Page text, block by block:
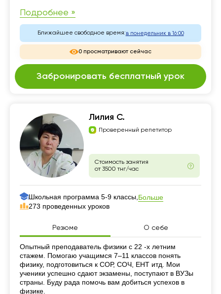
Подробнее »
Ближайшее свободное время:в понедельник в 16:00
0 просматривают сейчас
Забронировать бесплатный урок
Лилия С.
Проверенный репетитор
Стоимость занятия
от 3500 тнг/час
Школьная программа 5-9 классы, Больше
273 проведенных уроков
Резюме О себе
Резюме
Опытный преподаватель физики с 22 -х летним
стажем. Помогаю учащимся 7–11 классов понять
физику, подготовиться к СОР, СОЧ, ЕНТ итд. Мои
ученики успешно сдают экзамены, поступают в ВУЗы
страны. Буду рада помочь вам добиться успехов в
физике.